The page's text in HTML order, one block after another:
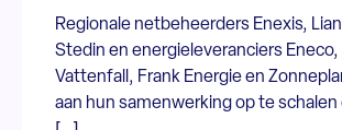
Regionale netbeheerders Enexis,
Stedin en energieleveranciers Eneco,
Vattenfall, Frank Energie en
aan hun samenwerking op te